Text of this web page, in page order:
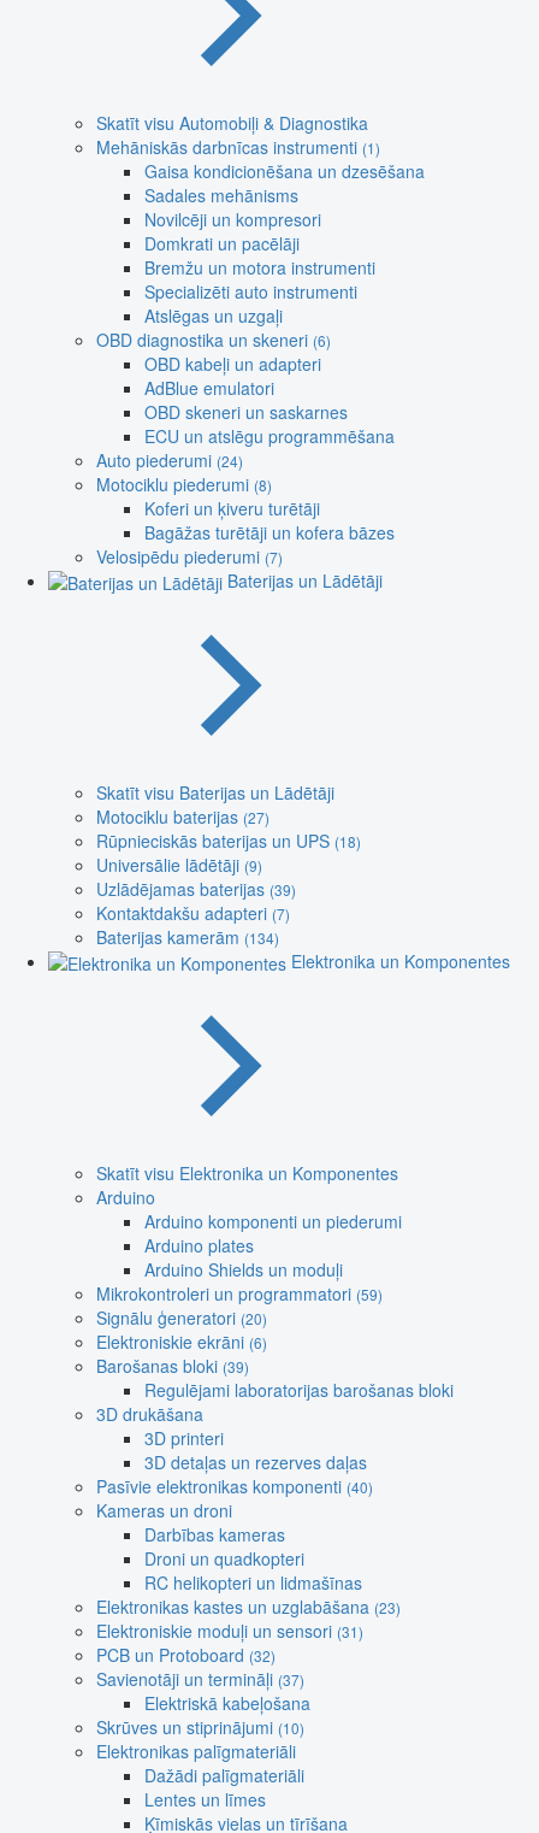
Skatīt visu Automobiļi & Diagnostika
Mehāniskās darbnīcas instrumenti (1)
Gaisa kondicionēšana un dzesēšana
Sadales mehānisms
Novilcēji un kompresori
Domkrati un pacēlāji
Bremžu un motora instrumenti
Specializēti auto instrumenti
Atslēgas un uzgaļi
OBD diagnostika un skeneri (6)
OBD kabeļi un adapteri
AdBlue emulatori
OBD skeneri un saskarnes
ECU un atslēgu programmēšana
Auto piederumi (24)
Motociklu piederumi (8)
Koferi un ķiveru turētāji
Bagāžas turētāji un kofera bāzes
Velosipēdu piederumi (7)
Baterijas un Lādētāji
Skatīt visu Baterijas un Lādētāji
Motociklu baterijas (27)
Rūpnieciskās baterijas un UPS (18)
Universālie lādētāji (9)
Uzlādējamas baterijas (39)
Kontaktdakšu adapteri (7)
Baterijas kamerām (134)
Elektronika un Komponentes
Skatīt visu Elektronika un Komponentes
Arduino
Arduino komponenti un piederumi
Arduino plates
Arduino Shields un moduļi
Mikrokontroleri un programmatori (59)
Signālu ģeneratori (20)
Elektroniskie ekrāni (6)
Barošanas bloki (39)
Regulējami laboratorijas barošanas bloki
3D drukāšana
3D printeri
3D detaļas un rezerves daļas
Pasīvie elektronikas komponenti (40)
Kameras un droni
Darbības kameras
Droni un quadkopteri
RC helikopteri un lidmašīnas
Elektronikas kastes un uzglabāšana (23)
Elektroniskie moduļi un sensori (31)
PCB un Protoboard (32)
Savienotāji un termināļi (37)
Elektriskā kabeļošana
Skrūves un stiprinājumi (10)
Elektronikas palīgmateriāli
Dažādi palīgmateriāli
Lentes un līmes
Ķīmiskās vielas un tīrīšana